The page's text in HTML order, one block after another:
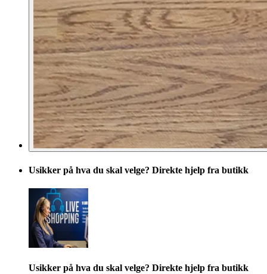
Usikker på hva du skal velge? Direkte hjelp fra butikk
Usikker på hva du skal velge? Direkte hjelp fra butikk